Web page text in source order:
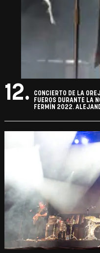
12.
CONCIERTO DE LA
FUEROS DURANTE LA
FERMÍN 2022.